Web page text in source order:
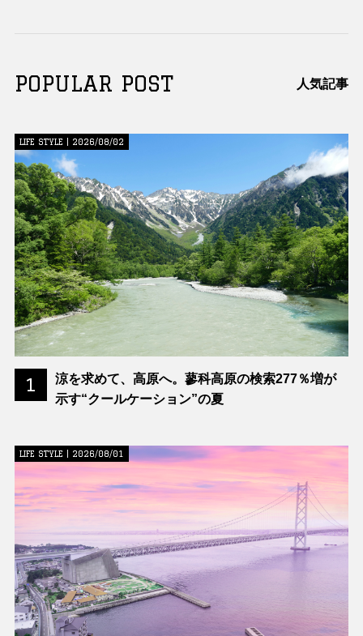
POPULAR POST 人気記事
1
LIFE STYLE | 2026/08/02
涼を求めて、高原へ。蓼科高原の検索277％増が
示す“クールケーション”の夏
LIFE STYLE | 2026/08/01